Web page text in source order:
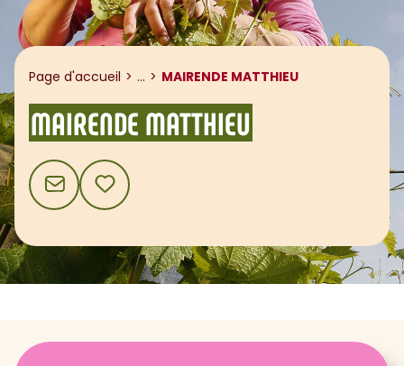
Page d'accueil ... Afficher le fil d'ariane
MAIRENDE MATTHIEU
MAIRENDE MATTHIEU
CONTACTAJOUTER AUX FAVORIS